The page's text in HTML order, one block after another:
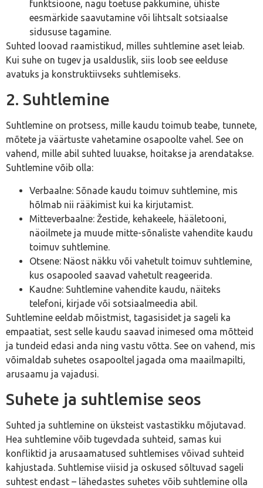
funktsioone, nagu toetuse pakkumine, ühiste
eesmärkide saavutamine või lihtsalt sotsiaalse
sidususe tagamine.
Suhted loovad raamistikud, milles suhtlemine aset leiab.
Kui suhe on tugev ja usalduslik, siis loob see eelduse
avatuks ja konstruktiivseks suhtlemiseks.
2. Suhtlemine
Suhtlemine on protsess, mille kaudu toimub teabe, tunnete,
mõtete ja väärtuste vahetamine osapoolte vahel. See on
vahend, mille abil suhted luuakse, hoitakse ja arendatakse.
Suhtlemine võib olla:
Verbaalne: Sõnade kaudu toimuv suhtlemine, mis
hõlmab nii rääkimist kui ka kirjutamist.
Mitteverbaalne: Žestide, kehakeele, hääletooni,
näoilmete ja muude mitte-sõnaliste vahendite kaudu
toimuv suhtlemine.
Otsene: Näost näkku või vahetult toimuv suhtlemine,
kus osapooled saavad vahetult reageerida.
Kaudne: Suhtlemine vahendite kaudu, näiteks
telefoni, kirjade või sotsiaalmeedia abil.
Suhtlemine eeldab mõistmist, tagasisidet ja sageli ka
empaatiat, sest selle kaudu saavad inimesed oma mõtteid
ja tundeid edasi anda ning vastu võtta. See on vahend, mis
võimaldab suhetes osapooltel jagada oma maailmapilti,
arusaamu ja vajadusi.
Suhete ja suhtlemise seos
Suhted ja suhtlemine on üksteist vastastikku mõjutavad.
Hea suhtlemine võib tugevdada suhteid, samas kui
konfliktid ja arusaamatused suhtlemises võivad suhteid
kahjustada. Suhtlemise viisid ja oskused sõltuvad sageli
suhtest endast – lähedastes suhetes võib suhtlemine olla